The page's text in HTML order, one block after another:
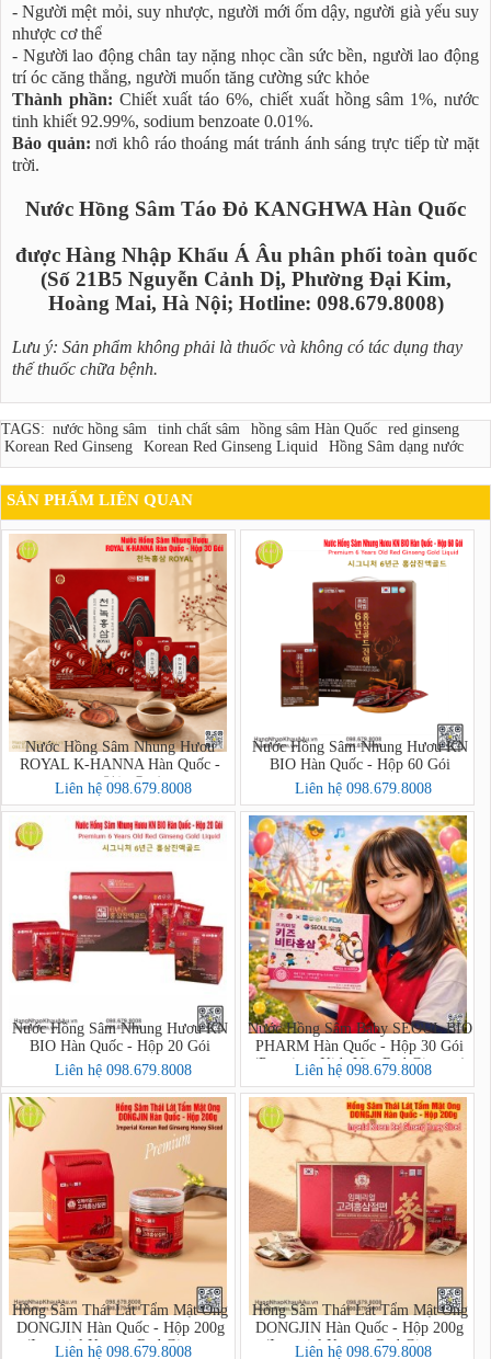
- Người mệt mỏi, suy nhược, người mới ốm dậy, người già yếu suy
nhược cơ thể
- Người lao động chân tay nặng nhọc cần sức bền, người lao động
trí óc căng thẳng, người muốn tăng cường sức khỏe
Thành phần: Chiết xuất táo 6%, chiết xuất hồng sâm 1%, nước
tinh khiết 92.99%, sodium benzoate 0.01%.
Bảo quản: nơi khô ráo thoáng mát tránh ánh sáng trực tiếp từ mặt
trời.
Nước Hồng Sâm Táo Đỏ KANGHWA Hàn Quốc
được Hàng Nhập Khẩu Á Âu phân phối toàn quốc
(Số 21B5 Nguyễn Cảnh Dị, Phường Đại Kim,
Hoàng Mai, Hà Nội; Hotline: 098.679.8008)
Lưu ý: Sản phẩm không phải là thuốc và không có tác dụng thay
thế thuốc chữa bệnh.
TAGS: nước hồng sâm tinh chất sâm hồng sâm Hàn Quốc
red ginseng
Korean Red Ginseng
Korean Red Ginseng Liquid Hồng Sâm dạng nước
SẢN PHẨM LIÊN QUAN
Nước Hồng Sâm Nhung Hươu
ROYAL K-HANNA Hàn Quốc -
Hộp 30 Gói (천녹홍삼 ROYAL)
Liên hệ 098.679.8008
Nước Hồng Sâm Nhung Hươu KN
BIO Hàn Quốc - Hộp 60 Gói
Liên hệ 098.679.8008
Nước Hồng Sâm Nhung Hươu KN
BIO Hàn Quốc - Hộp 20 Gói
Liên hệ 098.679.8008
Nước Hồng Sâm Baby SEOUL BIO
PHARM Hàn Quốc - Hộp 30 Gói
(Premium Kids Vita Red Ginseng)
Liên hệ 098.679.8008
Hồng Sâm Thái Lát Tẩm Mật Ong
DONGJIN Hàn Quốc - Hộp 200g
(Imperial Korean Red Ginseng
Liên hệ 098.679.8008
Hồng Sâm Thái Lát Tẩm Mật Ong
DONGJIN Hàn Quốc - Hộp 200g
(Imperial Korean Red Ginseng
Liên hệ 098.679.8008